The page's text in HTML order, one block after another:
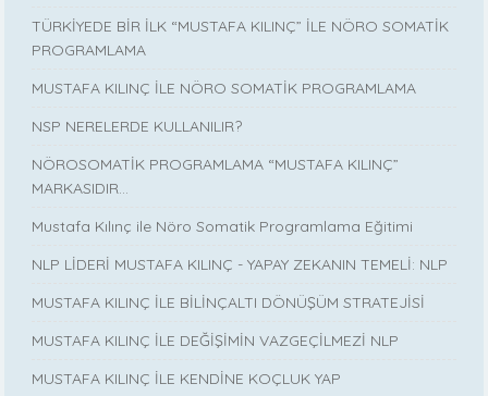
TÜRKİYEDE BİR İLK “MUSTAFA KILINÇ” İLE NÖRO SOMATİK
PROGRAMLAMA
MUSTAFA KILINÇ İLE NÖRO SOMATİK PROGRAMLAMA
NSP NERELERDE KULLANILIR?
NÖROSOMATİK PROGRAMLAMA “MUSTAFA KILINÇ”
MARKASIDIR…
Mustafa Kılınç ile Nöro Somatik Programlama Eğitimi
NLP LİDERİ MUSTAFA KILINÇ - YAPAY ZEKANIN TEMELİ: NLP
MUSTAFA KILINÇ İLE BİLİNÇALTI DÖNÜŞÜM STRATEJİSİ
MUSTAFA KILINÇ İLE DEĞİŞİMİN VAZGEÇİLMEZİ NLP
MUSTAFA KILINÇ İLE KENDİNE KOÇLUK YAP